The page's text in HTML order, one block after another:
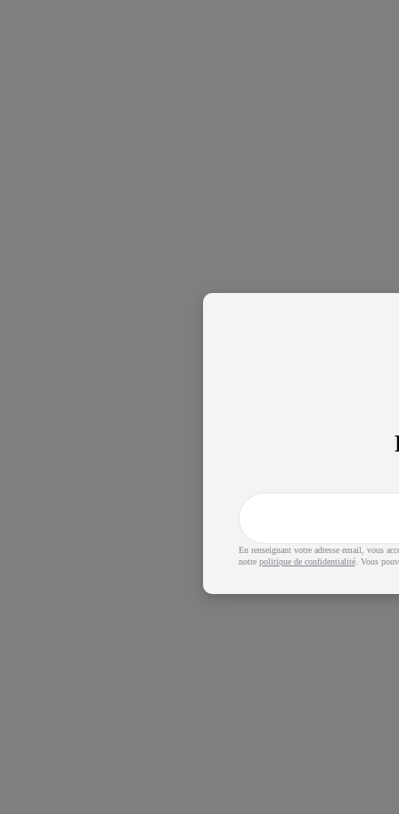
En renseignant votre adresse email, vous
notre politique de confidentialité. Vous